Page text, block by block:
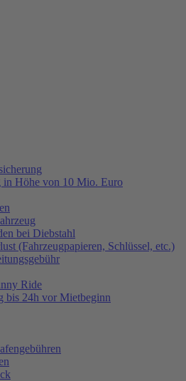
in Höhe von 10 Mio. Euro
bei Diebstahl
(Fahrzeugpapieren, Schlüssel, etc.)
Ride
bis 24h vor Mietbeginn